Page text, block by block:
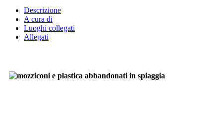
Descrizione
A cura di
Luoghi collegati
Allegati